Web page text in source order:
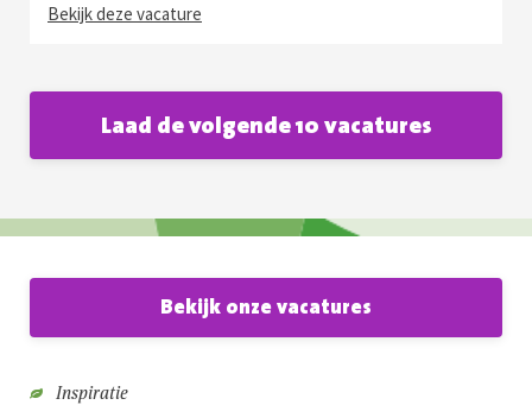
Bekijk deze vacature
Laad de volgende 10 vacatures
Bekijk onze vacatures
Inspiratie